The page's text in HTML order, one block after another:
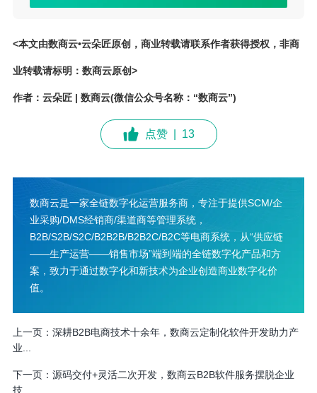
<本文由数商云•云朵匠原创，商业转载请联系作者获得授权，非商
业转载请标明：数商云原创>
作者：云朵匠 | 数商云(微信公众号名称：“数商云”)
点赞 13
数商云是一家全链数字化运营服务商，专注于提供SCM/企
业采购/DMS经销商/渠道商等管理系统，
B2B/S2B/S2C/B2B2B/B2B2C/B2C等电商系统，从“供应链
——生产运营——销售市场”端到端的全链数字化产品和方
案，致力于通过数字化和新技术为企业创造商业数字化价
值。
上一页： 深耕B2B电商技术十余年，数商云定制化软件开发助力产
业...
下一页： 源码交付+灵活二次开发，数商云B2B软件服务摆脱企业
技...